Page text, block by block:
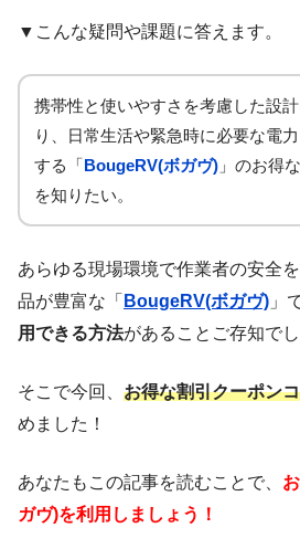
▼こんな疑問や課題に答えます。
携帯性と使いやすさを考慮した設計
り、日常生活や緊急時に必要な電
する「BougeRV(ボガヴ) 」のお得
を知りたい。
あらゆる現場環境で作業者の安全
品が豊富な「 BougeRV(ボガヴ) 」
用できる方法があることご存知で
そこで今回、 お得な割引クーポン
めました！
あなたもこの記事を読むことで、
ガヴ)を利用しましょう！